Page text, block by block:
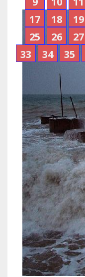
17
18 19
25
26 27
33
34 35